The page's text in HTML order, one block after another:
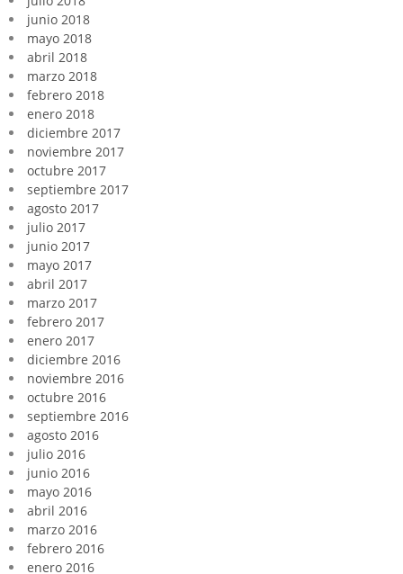
junio 2018
mayo 2018
abril 2018
marzo 2018
febrero 2018
enero 2018
diciembre 2017
noviembre 2017
octubre 2017
septiembre 2017
agosto 2017
julio 2017
junio 2017
mayo 2017
abril 2017
marzo 2017
febrero 2017
enero 2017
diciembre 2016
noviembre 2016
octubre 2016
septiembre 2016
agosto 2016
julio 2016
junio 2016
mayo 2016
abril 2016
marzo 2016
febrero 2016
enero 2016